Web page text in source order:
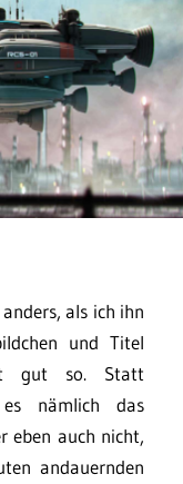
als ich ihn
und Titel
gut so. Statt
nämlich das
eben auch nicht,
andauernden